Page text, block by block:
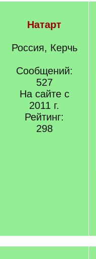
Натарт
Россия, Керчь
Сообщений:
527
На сайте с
2011 г.
Рейтинг:
298